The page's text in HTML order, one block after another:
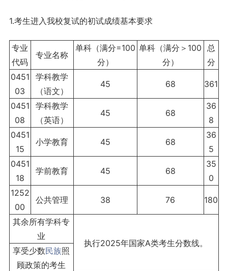
1.考生进入我校复试的初试成绩基本要求
专业
代码
专业名称
单科（满分=100
分）
单科（满分＞100
分）
总
分
0451
03
学科教学
（语文）
45 68 361
0451
08
学科教学
（英语）
45 68
36
8
0451
15
小学教育 45 68
36
5
0451
18
学前教育 45 68
35
0
1252
00
公共管理 38 76 180
其余所有学科专
业
执行2025年国家A类考生分数线。
享受少数民族照
顾政策的考生